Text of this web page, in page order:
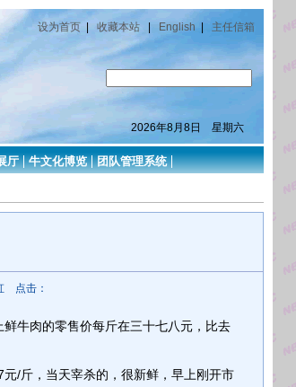
设为首页 收藏本站 English 主任信箱
2026年8月8日 星期六
厅 牛文化博览 团队管理系统
点击：
牛肉的零售价每斤在三十七八元，比去
元/斤，当天宰杀的，很新鲜，早上刚开市